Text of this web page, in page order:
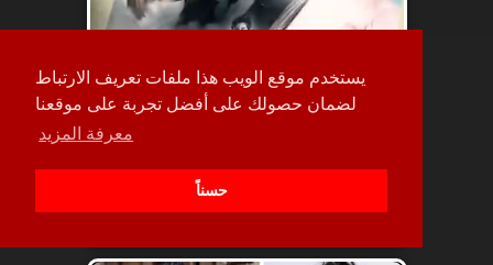
يستخدم موقع الويب هذا ملفات تعريف الارتباط
لضمان حصولك على أفضل تجربة على موقعنا
معرفة المزيد
حسناً